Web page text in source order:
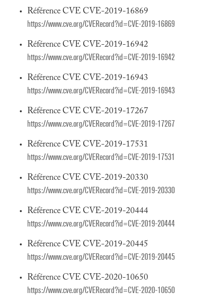
Référence CVE CVE-2019-16869
https://www.cve.org/CVERecord?id=CVE-2019-16869
Référence CVE CVE-2019-16942
https://www.cve.org/CVERecord?id=CVE-2019-16942
Référence CVE CVE-2019-16943
https://www.cve.org/CVERecord?id=CVE-2019-16943
Référence CVE CVE-2019-17267
https://www.cve.org/CVERecord?id=CVE-2019-17267
Référence CVE CVE-2019-17531
https://www.cve.org/CVERecord?id=CVE-2019-17531
Référence CVE CVE-2019-20330
https://www.cve.org/CVERecord?id=CVE-2019-20330
Référence CVE CVE-2019-20444
https://www.cve.org/CVERecord?id=CVE-2019-20444
Référence CVE CVE-2019-20445
https://www.cve.org/CVERecord?id=CVE-2019-20445
Référence CVE CVE-2020-10650
https://www.cve.org/CVERecord?id=CVE-2020-10650